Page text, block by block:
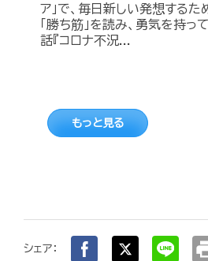
ア」で、毎日新しい発想する
「勝ち筋」を読み、勇気を持
話『コロナ不況...
もっと見る
シェア：